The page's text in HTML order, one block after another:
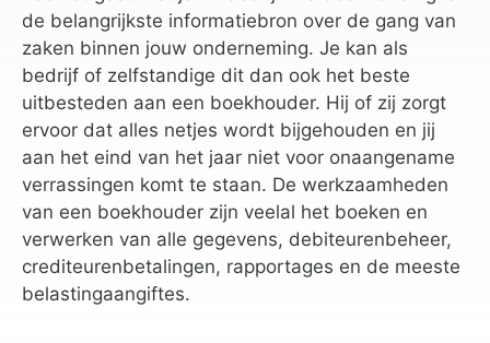
de belangrijkste informatiebron over de gang van
zaken binnen jouw onderneming. Je kan als
bedrijf of zelfstandige dit dan ook het beste
uitbesteden aan een boekhouder. Hij of zij zorgt
ervoor dat alles netjes wordt bijgehouden en jij
aan het eind van het jaar niet voor onaangename
verrassingen komt te staan. De werkzaamheden
van een boekhouder zijn veelal het boeken en
verwerken van alle gegevens, debiteurenbeheer,
crediteurenbetalingen, rapportages en de meeste
belastingaangiftes.